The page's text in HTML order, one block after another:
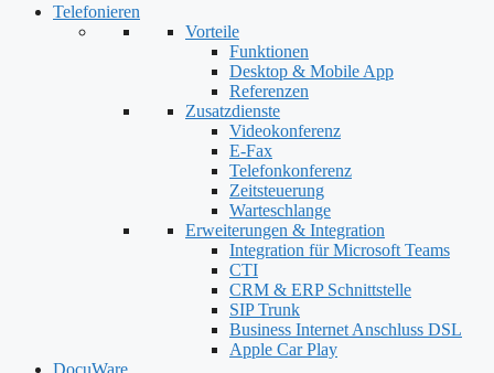
Telefonieren
Vorteile
Funktionen
Desktop & Mobile App
Referenzen
Zusatzdienste
Videokonferenz
E-Fax
Telefonkonferenz
Zeitsteuerung
Warteschlange
Erweiterungen & Integration
Integration für Microsoft Teams
CTI
CRM & ERP Schnittstelle
SIP Trunk
Business Internet Anschluss DSL
Apple Car Play
DocuWare